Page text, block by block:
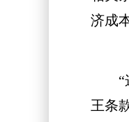
济成
“这
王条